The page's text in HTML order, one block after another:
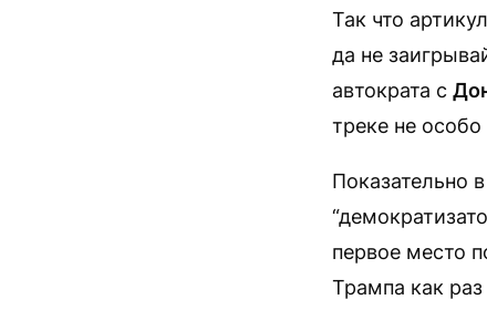
Так что
да не
автократа с
треке не особо
Показательно
первое место
Трампа как